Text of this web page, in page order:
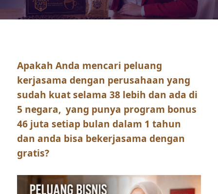
Apakah Anda mencari peluang
kerjasama dengan perusahaan yang
sudah kuat selama 38 lebih dan ada di
5 negara, yang punya program bonus
46 juta setiap bulan dalam 1 tahun
dan anda bisa bekerjasama dengan
gratis?